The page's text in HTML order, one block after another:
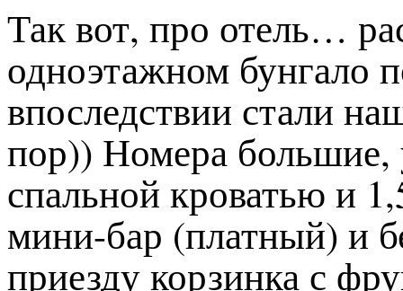
Так вот, про отель…
одноэтажном бунгало
впоследствии стали
пор)) Номера большие,
спальной кроватью и
мини-бар (платный) и
приезду корзинка с